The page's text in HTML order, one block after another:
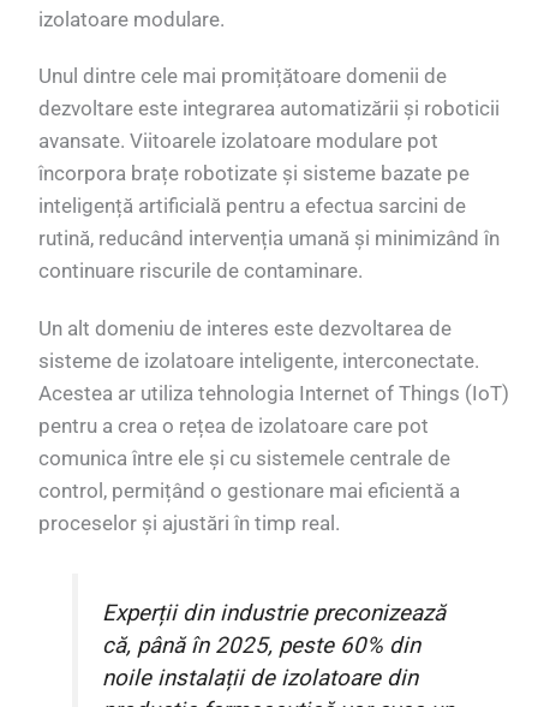
izolatoare modulare.
Unul dintre cele mai promițătoare domenii de
dezvoltare este integrarea automatizării și roboticii
avansate. Viitoarele izolatoare modulare pot
încorpora brațe robotizate și sisteme bazate pe
inteligență artificială pentru a efectua sarcini de
rutină, reducând intervenția umană și minimizând în
continuare riscurile de contaminare.
Un alt domeniu de interes este dezvoltarea de
sisteme de izolatoare inteligente, interconectate.
Acestea ar utiliza tehnologia Internet of Things (IoT)
pentru a crea o rețea de izolatoare care pot
comunica între ele și cu sistemele centrale de
control, permițând o gestionare mai eficientă a
proceselor și ajustări în timp real.
Experții din industrie preconizează
că, până în 2025, peste 60% din
noile instalații de izolatoare din
TR